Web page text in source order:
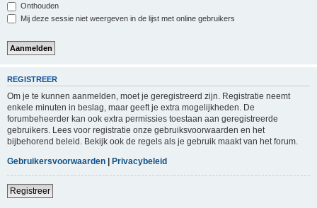
Onthouden
Mij deze sessie niet weergeven in de lijst met online gebruikers
REGISTREER
Om je te kunnen aanmelden, moet je geregistreerd zijn. Registratie neemt
enkele minuten in beslag, maar geeft je extra mogelijkheden. De
forumbeheerder kan ook extra permissies toestaan aan geregistreerde
gebruikers. Lees voor registratie onze gebruiksvoorwaarden en het
bijbehorend beleid. Bekijk ook de regels als je gebruik maakt van het forum.
Gebruikersvoorwaarden | Privacybeleid
Registreer